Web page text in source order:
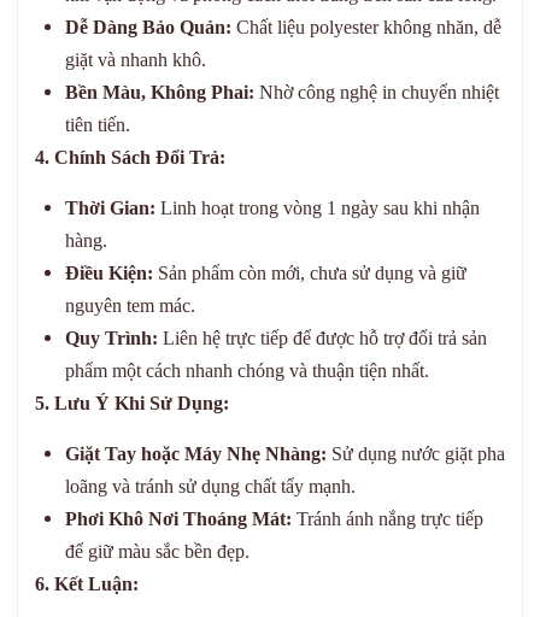
Dễ Dàng Bảo Quản: Chất liệu polyester không nhăn, dễ
giặt và nhanh khô.
Bền Màu, Không Phai: Nhờ công nghệ in chuyển nhiệt
tiên tiến.
4. Chính Sách Đổi Trả:
Thời Gian: Linh hoạt trong vòng 1 ngày sau khi nhận
hàng.
Điều Kiện: Sản phẩm còn mới, chưa sử dụng và giữ
nguyên tem mác.
Quy Trình: Liên hệ trực tiếp để được hỗ trợ đổi trả sản
phẩm một cách nhanh chóng và thuận tiện nhất.
5. Lưu Ý Khi Sử Dụng:
Giặt Tay hoặc Máy Nhẹ Nhàng: Sử dụng nước giặt pha
loãng và tránh sử dụng chất tẩy mạnh.
Phơi Khô Nơi Thoáng Mát: Tránh ánh nắng trực tiếp
để giữ màu sắc bền đẹp.
6. Kết Luận: